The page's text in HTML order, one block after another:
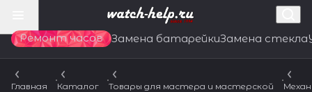
Ремонт часов Замена батарейкиЗамена стекла
Главная Каталог Товары для мастера и мастерской